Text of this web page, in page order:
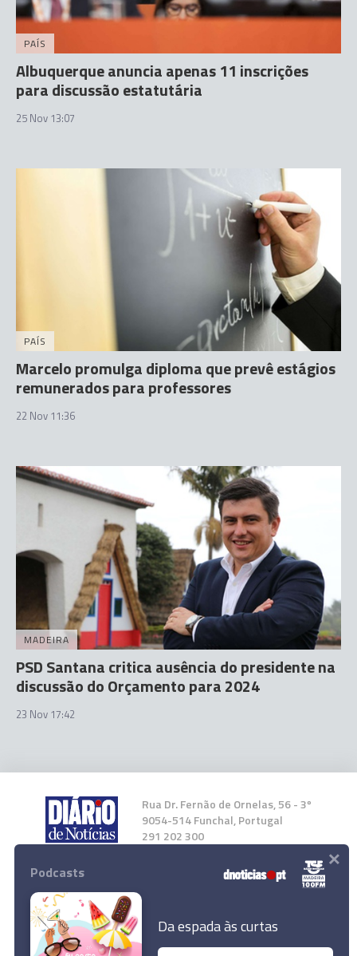
PAÍS
Albuquerque anuncia apenas 11 inscrições
para discussão estatutária
25 Nov 13:07
PAÍS
Marcelo promulga diploma que prevê estágios
remunerados para professores
22 Nov 11:36
MADEIRA
PSD Santana critica ausência do presidente na
discussão do Orçamento para 2024
23 Nov 17:42
Rua Dr. Fernão de Ornelas, 56 - 3º
9054-514 Funchal, Portugal
291 202 300
Instale a nossa App
Podcasts
Da espada às curtas
×